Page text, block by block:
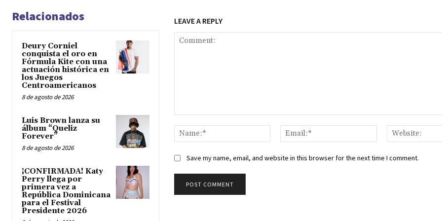
Relacionados
Deury Corniel
conquista el oro en
Fórmula Kite con una
actuación histórica en
los Juegos
Centroamericanos
8 de agosto de 2026
Luis Brown lanza su
álbum “Queliz
Forever”
8 de agosto de 2026
¡CONFIRMADA! Katy
Perry llega por
primera vez a
República Dominicana
para el Festival
Presidente 2026
LEAVE A REPLY
Name:*
Email:*
Save my name, email, and website in this browser for the next time I comment.